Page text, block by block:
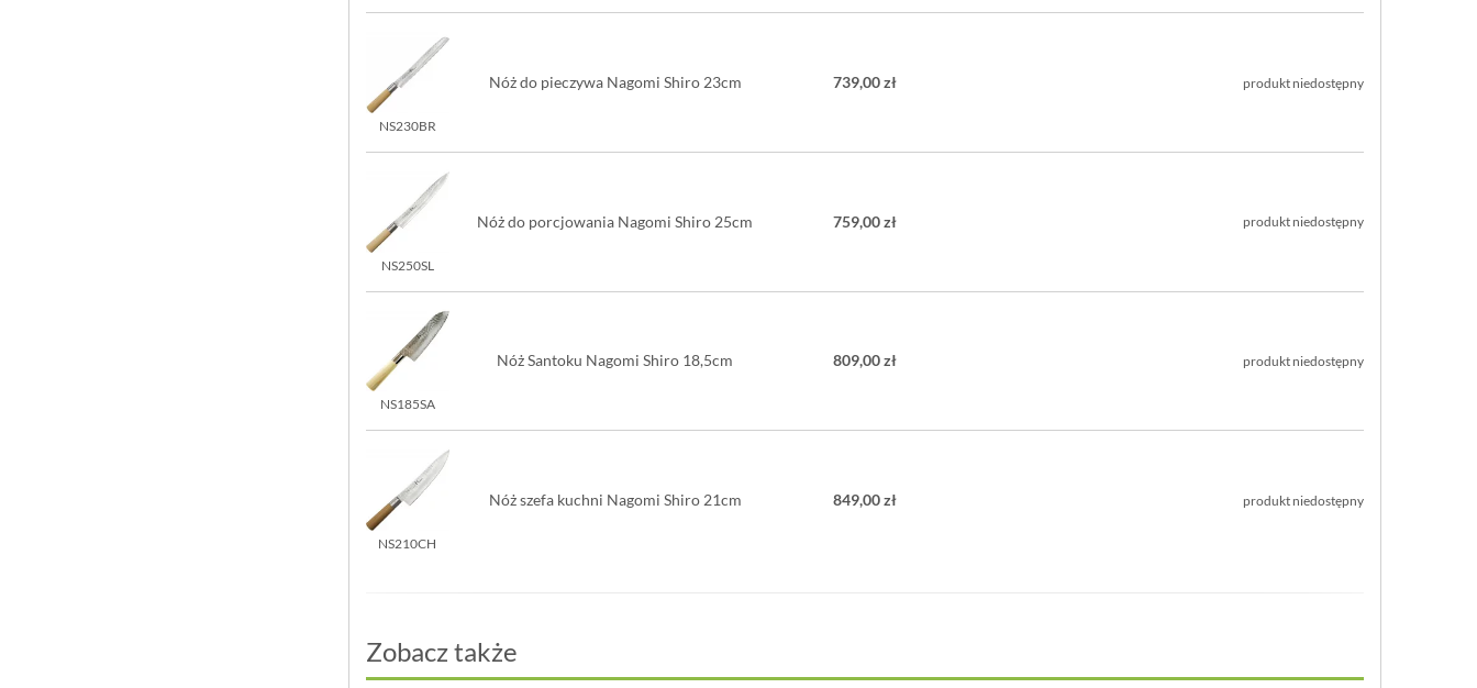
NS230BR
Nóż do pieczywa Nagomi Shiro 23cm 739,00 zł produkt niedostępny
NS250SL
Nóż do porcjowania Nagomi Shiro 25cm 759,00 zł produkt niedostępny
NS185SA
Nóż Santoku Nagomi Shiro 18,5cm 809,00 zł produkt niedostępny
NS210CH
Nóż szefa kuchni Nagomi Shiro 21cm 849,00 zł produkt niedostępny
Zobacz także